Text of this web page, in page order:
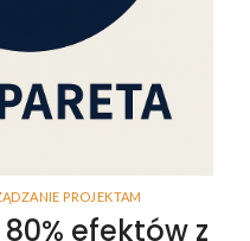
PROJEKTAM
efektów z